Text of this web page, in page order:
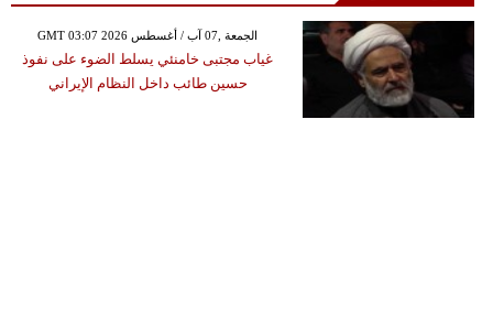
GMT 03:07 2026 الجمعة ,07 آب / أغسطس
غياب مجتبى خامنئي يسلط الضوء على نفوذ
حسين طائب داخل النظام الإيراني